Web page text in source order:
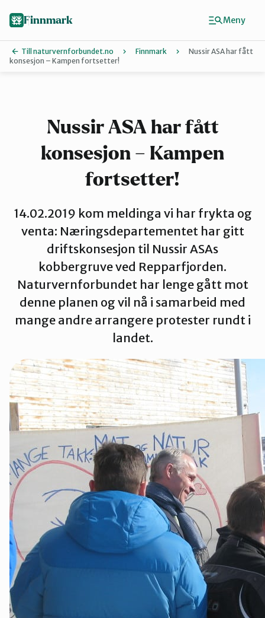
Porsangerfjorden
Stilla og Vest-Finnmark
Tana og Varanger
Finnmark
Till naturvernforbundet.no Finnmark
Nussir ASA har fått
konsesjon – Kampen fortsetter!
Nussir ASA har fått
konsesjon – Kampen
fortsetter!
14.02.2019 kom meldinga vi har frykta og
venta: Næringsdepartementet har gitt
driftskonsesjon til Nussir ASAs
kobbergruve ved Repparfjorden.
Naturvernforbundet har lenge gått mot
denne planen og vil nå i samarbeid med
mange andre arrangere protester rundt i
landet.